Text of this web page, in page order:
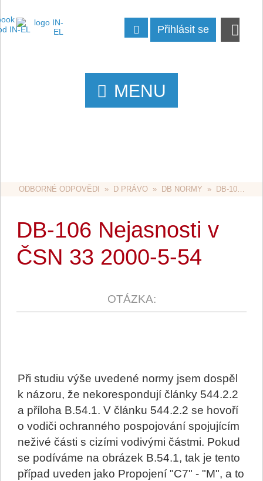
Přihlásit se
MENU
ODBORNÉ ODPOVĚDI
  »
D PRÁVO
  »
DB NORMY
  »  DB-106 NEJASNOSTI V ČSN 33 2000-5-54
DB-106 Nejasnosti v
ČSN 33 2000-5-54
Při studiu výše uvedené normy jsem dospěl
k názoru, že nekorespondují články 544.2.2
a příloha B.54.1. V článku 544.2.2 se hovoří
o vodiči ochranného pospojování spojujícím
neživé části s cizími vodivými částmi. Pokud
se podíváme na obrázek B.54.1, tak je tento
případ uveden jako Propojení "C7" - "M", a to